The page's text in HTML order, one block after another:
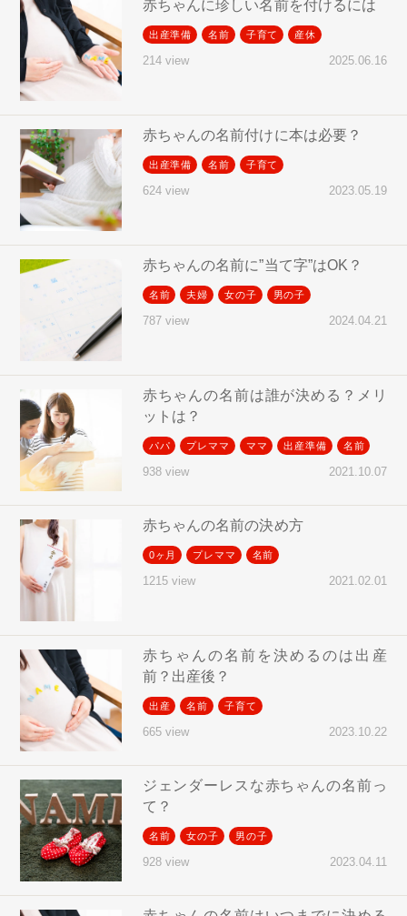
赤ちゃんに珍しい名前を付けるには
出産準備 名前 子育て 産休
214 view 2025.06.16
赤ちゃんの名前付けに本は必要？
出産準備 名前 子育て
624 view 2023.05.19
赤ちゃんの名前に”当て字”はOK？
名前 夫婦 女の子 男の子
787 view 2024.04.21
赤ちゃんの名前は誰が決める？メリ
ットは？
パパ プレママ ママ 出産準備 名前
938 view 2021.10.07
赤ちゃんの名前の決め方
0ヶ月 プレママ 名前
1215 view 2021.02.01
赤ちゃんの名前を決めるのは出産
前？出産後？
出産 名前 子育て
665 view 2023.10.22
ジェンダーレスな赤ちゃんの名前っ
て？
名前 女の子 男の子
928 view 2023.04.11